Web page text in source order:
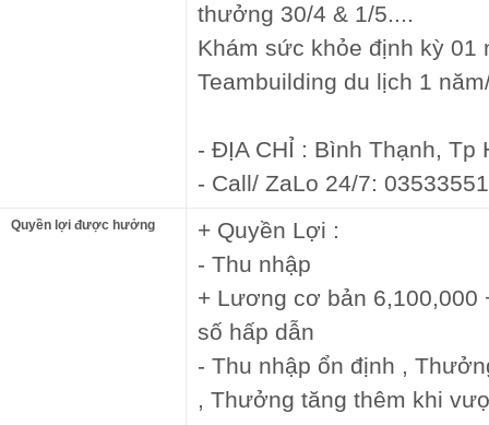
thưởng 30/4 & 1/5....
Khám sức khỏe định kỳ 01
Teambuilding du lịch 1
- ĐỊA CHỈ : Bình Thạnh, Tp
- Call/ ZaLo 24/7:
Quyền lợi được hưởng
+ Quyền Lợi :
- Thu nhập
+ Lương cơ bản 6,100,000
số hấp dẫn
- Thu nhập ổn định ,
, Thưởng tăng thêm khi